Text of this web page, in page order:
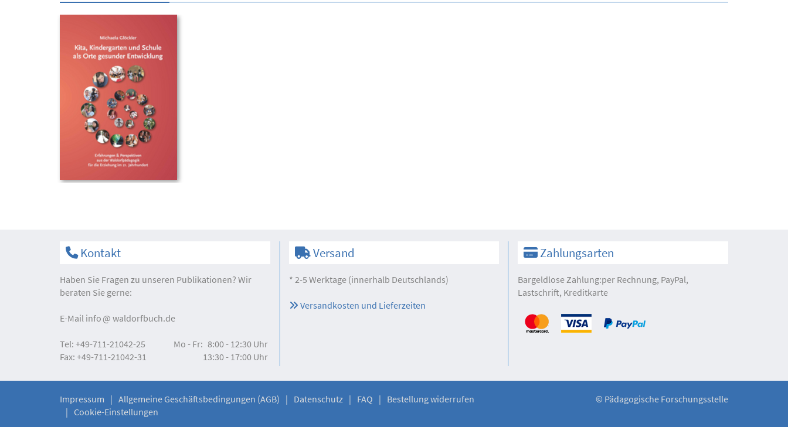
Kontakt
Haben Sie Fragen zu unseren Publikationen? Wir
beraten Sie gerne:
E-Mail info waldorfbuch.de
Tel: +49-711-21042-25
Fax: +49-711-21042-31
Mo - Fr: 8:00 - 12:30 Uhr
13:30 - 17:00 Uhr
Versand
* 2-5 Werktage (innerhalb Deutschlands)
Versandkosten und Lieferzeiten
Zahlungsarten
Bargeldlose Zahlung:per Rechnung, PayPal,
Lastschrift, Kreditkarte
Impressum Allgemeine Geschäftsbedingungen (AGB) Datenschutz FAQ
Bestellung widerrufen
Cookie-Einstellungen
© Pädagogische Forschungsstelle